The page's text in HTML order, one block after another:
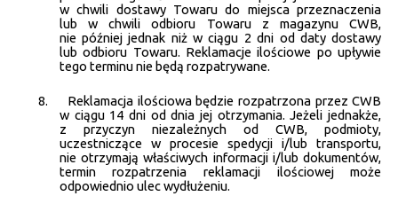
w chwili dostawy Towaru do miejsca przeznaczenia
lub w chwili odbioru Towaru z magazynu CWB,
nie później jednak niż w ciągu 2 dni od daty dostawy
lub odbioru Towaru. Reklamacje ilościowe po upływie
tego terminu nie będą rozpatrywane.
8.
Reklamacja ilościowa będzie rozpatrzona przez CWB
w ciągu 14 dni od dnia jej otrzymania. Jeżeli jednakże,
z przyczyn niezależnych od CWB, podmioty,
uczestniczące w procesie spedycji i/lub transportu,
nie otrzymają właściwych informacji i/lub dokumentów,
termin rozpatrzenia reklamacji ilościowej może
odpowiednio ulec wydłużeniu.